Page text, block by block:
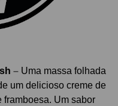
– Uma massa folhada
um delicioso creme de
framboesa. Um sabor